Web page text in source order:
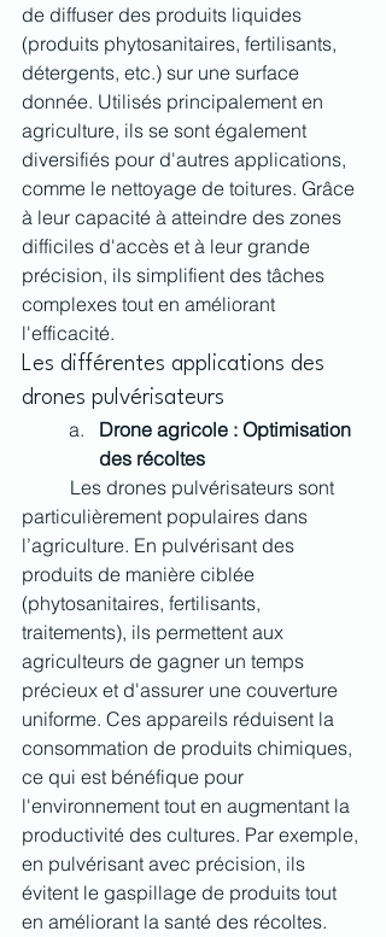
de diffuser des produits liquides
(produits phytosanitaires, fertilisants,
détergents, etc.) sur une surface
donnée. Utilisés principalement en
agriculture, ils se sont également
diversifiés pour d'autres applications,
comme le nettoyage de toitures. Grâce
à leur capacité à atteindre des zones
difficiles d'accès et à leur grande
précision, ils simplifient des tâches
complexes tout en améliorant
l'efficacité.
Les différentes applications des
drones pulvérisateurs
Drone agricole : Optimisation
des récoltes
particulièrement populaires dans
l’agriculture. En pulvérisant des
produits de manière ciblée
(phytosanitaires, fertilisants,
traitements), ils permettent aux
agriculteurs de gagner un temps
précieux et d'assurer une couverture
uniforme. Ces appareils réduisent la
consommation de produits chimiques,
ce qui est bénéfique pour
l'environnement tout en augmentant la
productivité des cultures. Par exemple,
en pulvérisant avec précision, ils
évitent le gaspillage de produits tout
en améliorant la santé des récoltes.